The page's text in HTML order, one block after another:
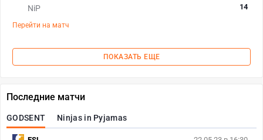
NiP
14
Перейти на матч
ПОКАЗАТЬ ЕЩЕ
Последние матчи
GODSENT Ninjas in Pyjamas